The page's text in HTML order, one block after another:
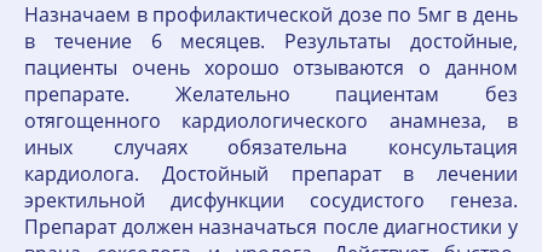
Назначаем в профилактической дозе по 5мг в день
в течение 6 месяцев. Результаты достойные,
пациенты очень хорошо отзываются о данном
препарате. Желательно пациентам без
отягощенного кардиологического анамнеза, в
иных случаях обязательна консультация
кардиолога. Достойный препарат в лечении
эректильной дисфункции сосудистого генеза.
Препарат должен назначаться после диагностики у